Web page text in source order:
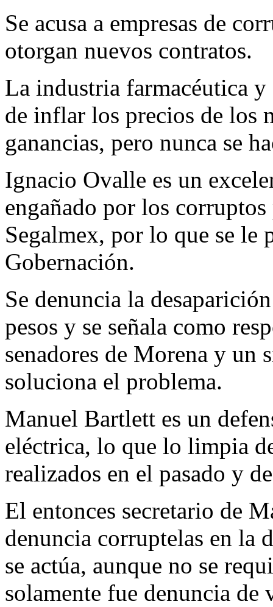
Se acusa a empresas de
otorgan nuevos contratos.
La industria farmacéutica y
de inflar los precios de los
ganancias, pero nunca se
Ignacio Ovalle es un
engañado por los
Segalmex, por lo que se le
Gobernación.
Se denuncia la
pesos y se señala como
senadores de Morena y un
soluciona el problema.
Manuel Bartlett es un
eléctrica, lo que lo limpia
realizados en el pasado y
El entonces secretario de
denuncia corruptelas en la
se actúa, aunque no se
solamente fue denuncia de